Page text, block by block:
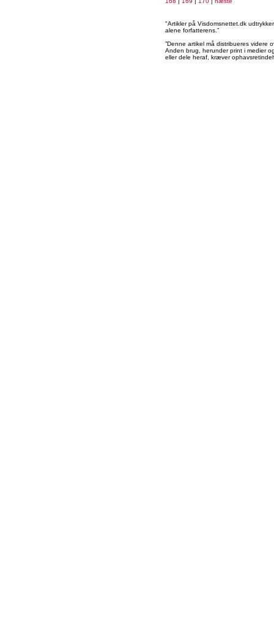
"Artikler på Visdomsnettet.dk
alene forfatterens.”
”Denne artikel må distribueres videre
Anden brug, herunder print i medier
eller dele heraf, kræver